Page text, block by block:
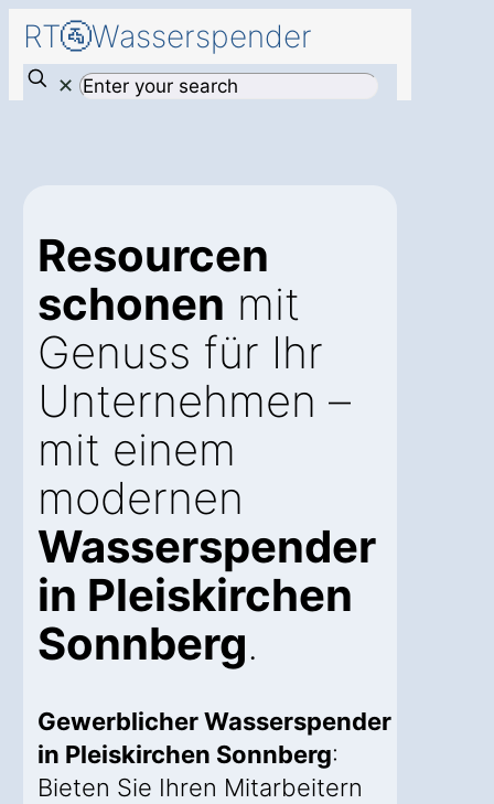
RT🚰Wasserspender
✕
Resourcen
schonen mit
Genuss für Ihr
Unternehmen –
mit einem
modernen
Wasserspender
in Pleiskirchen
Sonnberg.
Gewerblicher Wasserspender
in Pleiskirchen Sonnberg:
Bieten Sie Ihren Mitarbeitern